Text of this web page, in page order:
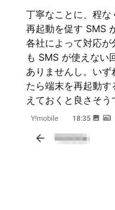
丁寧なことに、程
再起動を促す SMS
各社によって対応
も SMS が使えない
ありませんし。いず
たら端末を再起動
えておくと良さそう